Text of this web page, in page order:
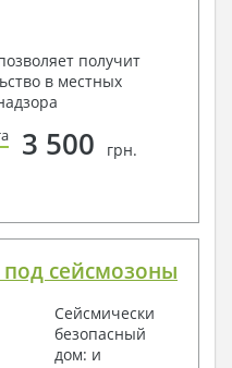
получит
в местных
3 500 грн.
сейсмозоны
Сейсмически
безопасный
дом: и